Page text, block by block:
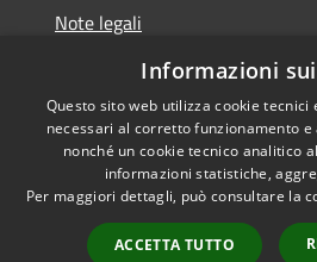
Note legali
Dichiarazione di accessibilità
Accessibilità
Informazioni
Questo sito web utilizza cookie
necessari al corretto funzionamento
nonché un cookie tecnico analitico
informazioni statistiche,
Per maggiori dettagli, può consultare la
ACCETTA TUTTO